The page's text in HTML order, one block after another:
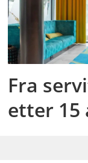
Fra
etter 15